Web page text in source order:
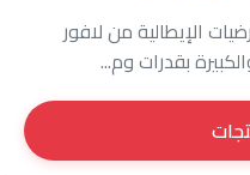
الإيطالية من لافور
بقدرات وم...